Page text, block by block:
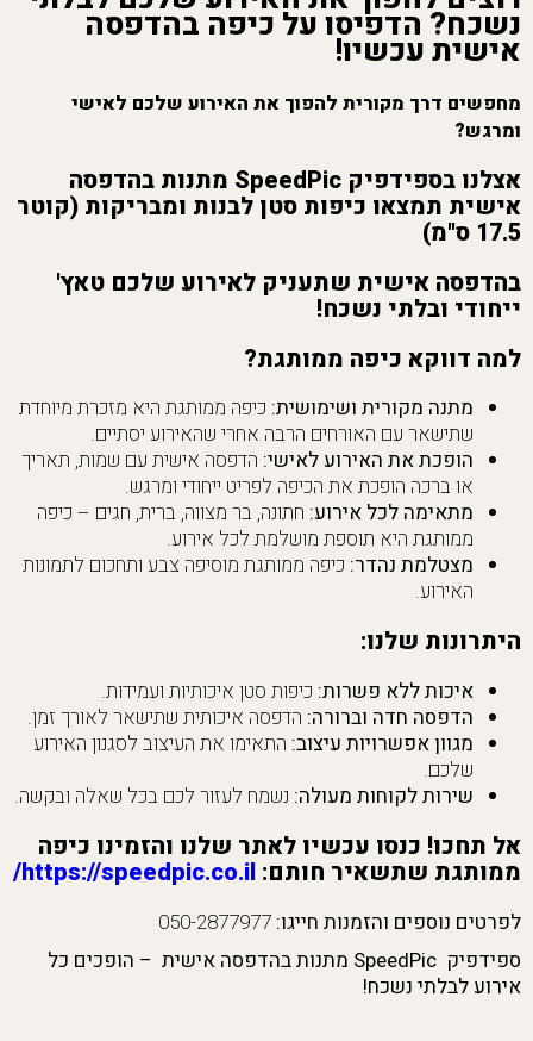
נשכח? הדפיסו על כיפה בהדפסה
אישית עכשיו!
מחפשים דרך מקורית להפוך את האירוע שלכם לאישי
ומרגש?
אצלנו בספידפיק SpeedPic מתנות בהדפסה
אישית תמצאו כיפות סטן לבנות ומבריקות (קוטר
17.5 ס"מ)
בהדפסה אישית שתעניק לאירוע שלכם טאץ'
ייחודי ובלתי נשכח!
למה דווקא כיפה ממותגת?
מתנה מקורית ושימושית: כיפה ממותגת היא מזכרת מיוחדת
שתישאר עם האורחים הרבה אחרי שהאירוע יסתיים.
הופכת את האירוע לאישי: הדפסה אישית עם שמות, תאריך
או ברכה הופכת את הכיפה לפריט ייחודי ומרגש.
מתאימה לכל אירוע: חתונה, בר מצווה, ברית, חגים – כיפה
ממותגת היא תוספת מושלמת לכל אירוע.
מצטלמת נהדר: כיפה ממותגת מוסיפה צבע ותחכום לתמונות
האירוע.
היתרונות שלנו:
איכות ללא פשרות: כיפות סטן איכותיות ועמידות.
הדפסה חדה וברורה: הדפסה איכותית שתישאר לאורך זמן.
מגוון אפשרויות עיצוב: התאימו את העיצוב לסגנון האירוע
שלכם.
שירות לקוחות מעולה: נשמח לעזור לכם בכל שאלה ובקשה.
אל תחכו! כנסו עכשיו לאתר שלנו והזמינו כיפה
ממותגת שתשאיר חותם: https://speedpic.co.il/
לפרטים נוספים והזמנות חייגו:
ספידפיק SpeedPic מתנות בהדפסה אישית – הופכים כל
אירוע לבלתי נשכח!